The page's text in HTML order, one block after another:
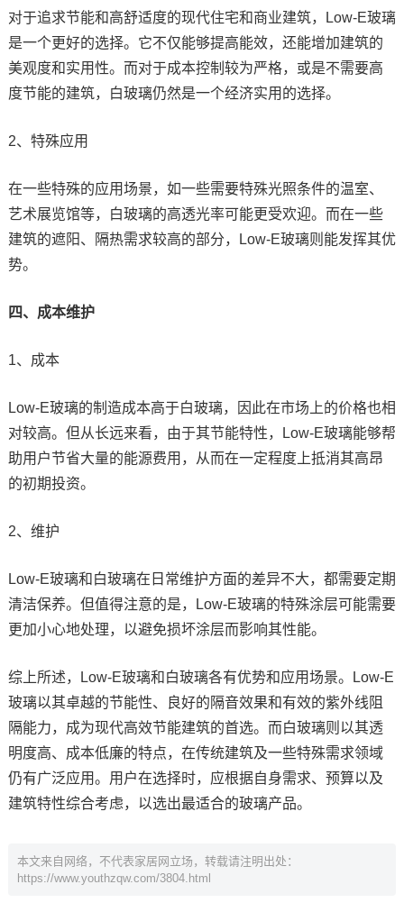
对于追求节能和高舒适度的现代住宅和商业建筑，Low-E玻璃
是一个更好的选择。它不仅能够提高能效，还能增加建筑的
美观度和实用性。而对于成本控制较为严格，或是不需要高
度节能的建筑，白玻璃仍然是一个经济实用的选择。
2、特殊应用
在一些特殊的应用场景，如一些需要特殊光照条件的温室、
艺术展览馆等，白玻璃的高透光率可能更受欢迎。而在一些
建筑的遮阳、隔热需求较高的部分，Low-E玻璃则能发挥其优
势。
四、成本维护
1、成本
Low-E玻璃的制造成本高于白玻璃，因此在市场上的价格也相
对较高。但从长远来看，由于其节能特性，Low-E玻璃能够帮
助用户节省大量的能源费用，从而在一定程度上抵消其高昂
的初期投资。
2、维护
Low-E玻璃和白玻璃在日常维护方面的差异不大，都需要定期
清洁保养。但值得注意的是，Low-E玻璃的特殊涂层可能需要
更加小心地处理，以避免损坏涂层而影响其性能。
综上所述，Low-E玻璃和白玻璃各有优势和应用场景。Low-E
玻璃以其卓越的节能性、良好的隔音效果和有效的紫外线阻
隔能力，成为现代高效节能建筑的首选。而白玻璃则以其透
明度高、成本低廉的特点，在传统建筑及一些特殊需求领域
仍有广泛应用。用户在选择时，应根据自身需求、预算以及
建筑特性综合考虑，以选出最适合的玻璃产品。
本文来自网络，不代表家居网立场，转载请注明出处：
https://www.youthzqw.com/3804.html